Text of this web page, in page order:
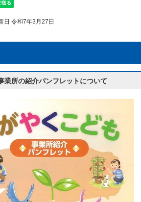
令和7年3月27日
業所の紹介パンフレットについて